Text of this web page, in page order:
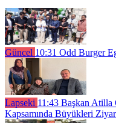
Güncel 10:31 Odd Burger
Lapseki 11:43 Başkan Atilla
Kapsamında Büyükleri